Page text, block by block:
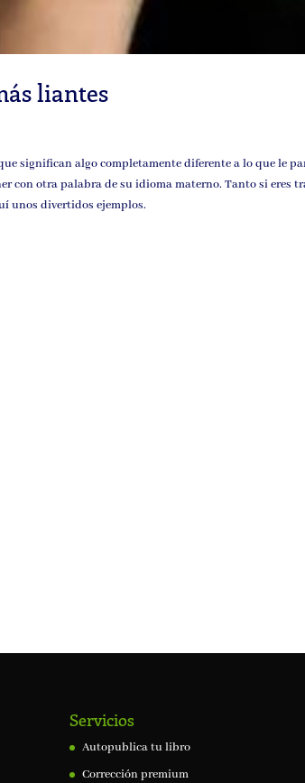
liantes
significan algo completamente diferente a lo que le
con otra palabra de su idioma materno. Tanto si eres
unos divertidos ejemplos.
Servicios
Autopublica tu libro
Corrección premium